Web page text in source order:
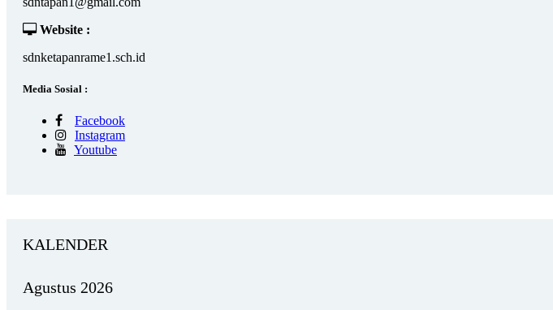
Website :
sdnketapanrame1.sch.id
Media Sosial :
Facebook
Instagram
Youtube
KALENDER
Agustus 2026